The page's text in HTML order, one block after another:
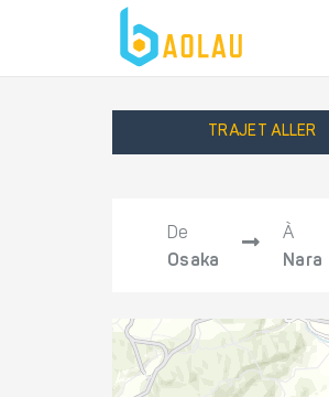
TRAJET ALLER
De
Osaka
À
Nara